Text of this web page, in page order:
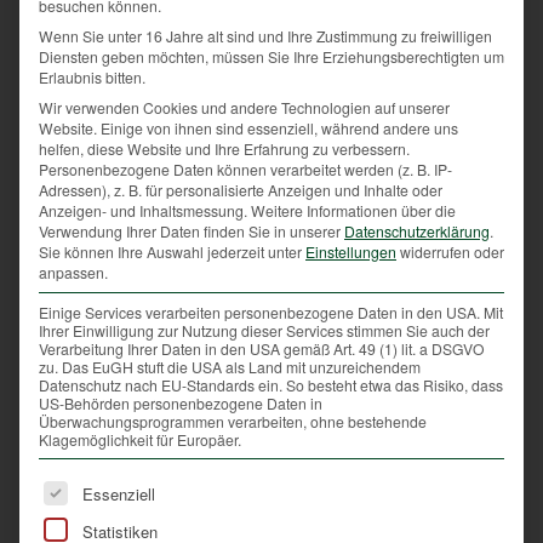
Dieser friedliche Anblick lässt einem das Herz
aufgehen. Für mich ist es immer einer der schönsten
Momente des jagdlichen Jahres, wenn ich das erste
Rehkitz der Saison sehe. Heuer hatte ich sogar
doppeltes Glück, denn bei meinem ersten Kitz-
Anblick handelte es sich gleich um Zwillinge, die mit
ihrer Mutter am Waldrand einen kleinen Ausflug
machten.
Zwillinge sind bei Rehen keine Seltenheit, sie
kommen sehr häufig vor. Hin und wieder können es
sogar Drillinge sein.
Zu guter Letzt noch ein Appell:
Wie oben erwähnt werden Rehkitze an eine sicheren
Stelle von der Mutter abgelegt und sind den Großteil
ihrer Zeit allein. Dieses Verhalten dient dem Schutz
der Jungtiere. Da sie mit diesem Alter kaum
besuchen können.
Wenn Sie unter 16 Jahre alt sind und Ihre Zustimmung zu freiwilligen
Diensten geben möchten, müssen Sie Ihre Erziehungsberechtigten um
Erlaubnis bitten.
Wir verwenden Cookies und andere Technologien auf unserer
Website. Einige von ihnen sind essenziell, während andere uns
helfen, diese Website und Ihre Erfahrung zu verbessern.
Personenbezogene Daten können verarbeitet werden (z. B. IP-
Adressen), z. B. für personalisierte Anzeigen und Inhalte oder
Anzeigen- und Inhaltsmessung. Weitere Informationen über die
Verwendung Ihrer Daten finden Sie in unserer Datenschutzerklärung.
Sie können Ihre Auswahl jederzeit unter Einstellungen widerrufen oder
anpassen.
Einige Services verarbeiten personenbezogene Daten in den USA. Mit
Ihrer Einwilligung zur Nutzung dieser Services stimmen Sie auch der
Verarbeitung Ihrer Daten in den USA gemäß Art. 49 (1) lit. a DSGVO
zu. Das EuGH stuft die USA als Land mit unzureichendem
Datenschutz nach EU-Standards ein. So besteht etwa das Risiko, dass
US-Behörden personenbezogene Daten in
Überwachungsprogrammen verarbeiten, ohne bestehende
Klagemöglichkeit für Europäer.
Es folgt eine Liste der Service-Gruppen, für die eine
Essenziell
Statistiken